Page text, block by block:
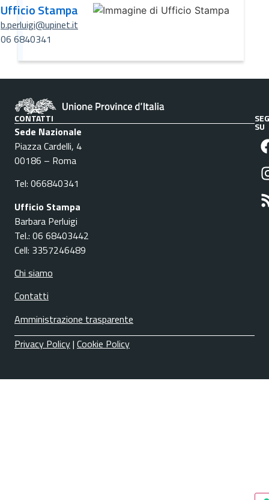
Ufficio Stampa
b.perluigi@upinet.it
06 6840341
CONTATTI
Sede Nazionale
Piazza Cardelli, 4
00186 – Roma
Tel: 066840341
Ufficio Stampa
Barbara Perluigi
Tel.: 06 68403442
Cell: 3357246489
Chi siamo
Contatti
Amministrazione trasparente
SU
Privacy Policy| Cookie Policy